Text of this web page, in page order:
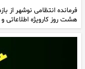
فرمانده انتظامی نوشهر از
هشت روز کارویژه